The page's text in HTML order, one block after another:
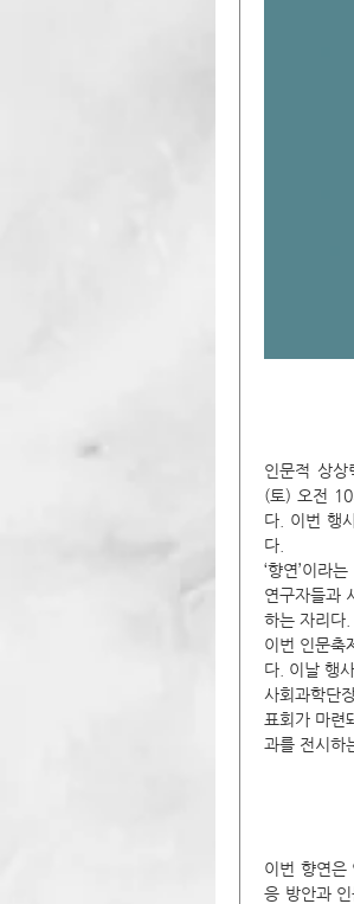
인문적 상상
(토) 오전
다. 이번 행
다.
‘향연’이라
연구자들과
하는 자리다.
이번 인문축
다. 이날 행
사회과학단
표회가 마련
과를 전시하
이번 향연은
응 방안과